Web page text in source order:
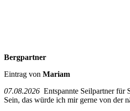
Bergpartner
Eintrag von Mariam
07.08.2026 Entspannte Seilpartner für
Sein, das würde ich mir gerne von der